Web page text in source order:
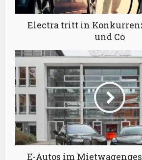
Electra tritt in
und Co
E-Autos im